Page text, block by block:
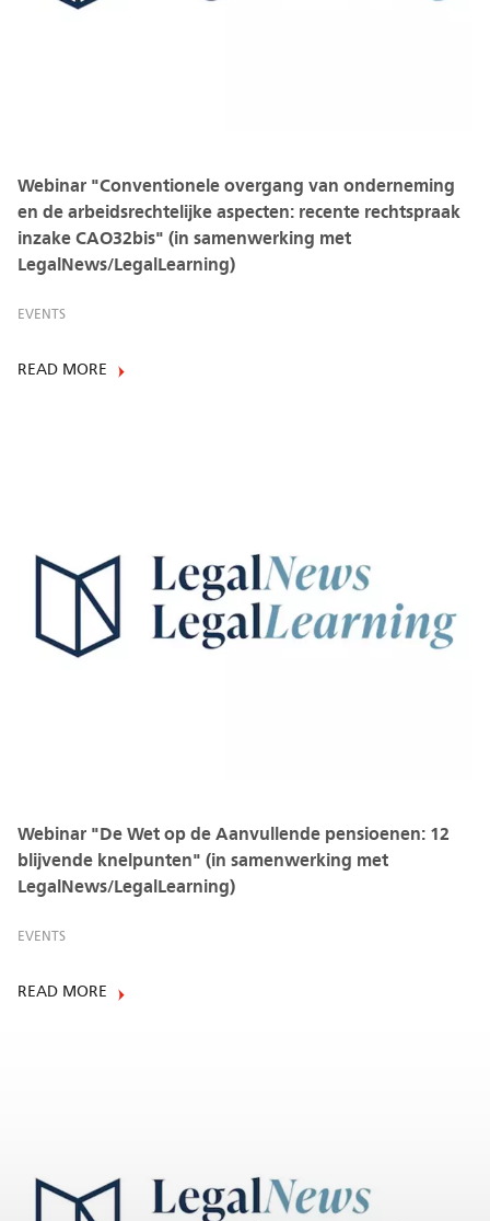
Webinar "Conventionele overgang van onderneming
en de arbeidsrechtelijke aspecten: recente rechtspraak
inzake CAO32bis" (in samenwerking met
LegalNews/LegalLearning)
EVENTS
READ MORE
Webinar "De Wet op de Aanvullende pensioenen: 12
blijvende knelpunten" (in samenwerking met
LegalNews/LegalLearning)
EVENTS
READ MORE